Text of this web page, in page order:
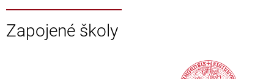
Zapojené školy